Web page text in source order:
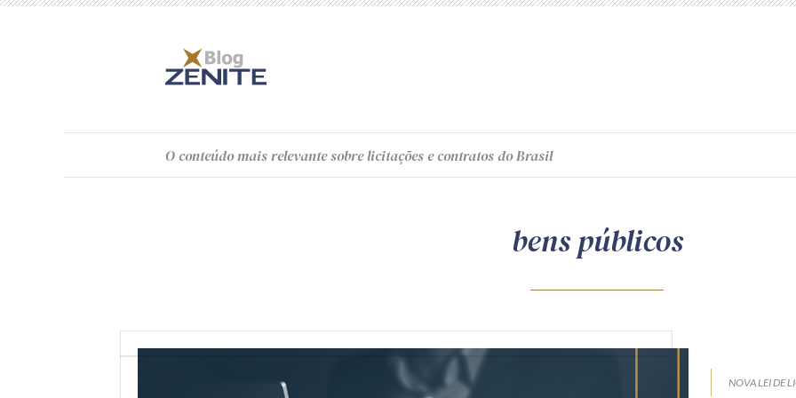
O conteúdomais relevante sobre licitações e contratos do Brasil
bens públicos
NOVA LEI DE